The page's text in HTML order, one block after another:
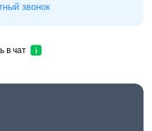
звонок
Написать в чат